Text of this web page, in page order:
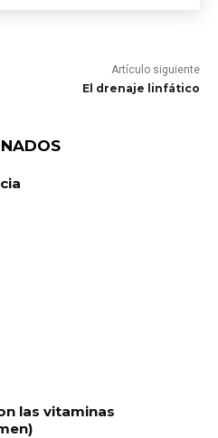
Artículo siguiente
El drenaje linfático
las vitaminas